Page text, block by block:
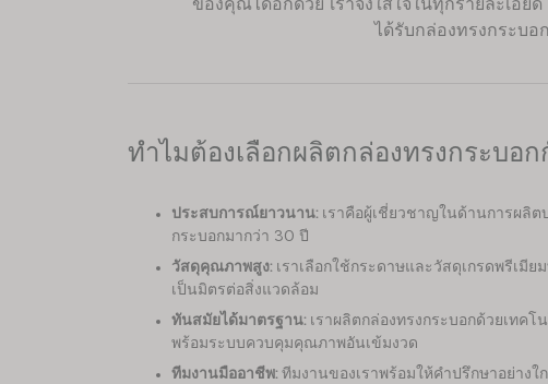
ของคุณได้อีกด้วย เราจึงใส่ใจในทุกรายละเอี
ได้รับกล่องทรงกระบ
ทำไมต้องเลือกผลิตกล่องทรงกระบอก
ประสบการณ์ยาวนาน: เราคือผู้เชี่ยวชาญในด้านการผลิ
กระบอกมากว่า 30 ปี
วัสดุคุณภาพสูง: เราเลือกใช้กระดาษและวัสดุเกรดพรีเมี
เป็นมิตรต่อสิ่งแวดล้อม
ทันสมัยได้มาตรฐาน: เราผลิตกล่องทรงกระบอกด้วยเทคโ
พร้อมระบบควบคุมคุณภาพอันเข้มงวด
ทีมงานมืออาชีพ: ทีมงานของเราพร้อมให้คำปรึกษาอย่าง